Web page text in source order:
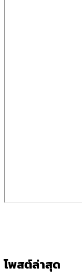
โพสต์ล่าสุด